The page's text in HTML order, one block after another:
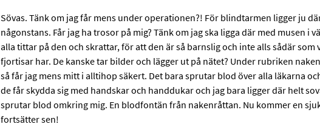
Sövas. Tänk om jag får mens under operationen?! För blindtarmen ligger ju
någonstans. Får jag ha trosor på mig? Tänk om jag ska ligga där med musen i
alla tittar på den och skrattar, för att den är så barnslig och inte alls sådär som
fjortisar har. De kanske tar bilder och lägger ut på nätet? Under rubriken
så får jag mens mitt i alltihop säkert. Det bara sprutar blod över alla läkarna
de får skydda sig med handskar och handdukar och jag bara ligger där helt
sprutar blod omkring mig. En blodfontän från nakenråttan. Nu kommer en
fortsätter sen!